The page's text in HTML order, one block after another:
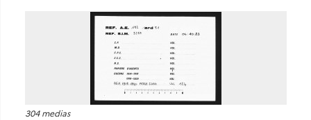
304 medias